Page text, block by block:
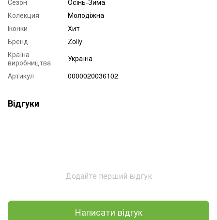
Колекция
Молодіжна
Іконки
Хит
Бренд
Zolly
Країна
виробництва
Україна
Артикул
0000020036102
Відгуки
Додайте перший відгук
Написати відгук